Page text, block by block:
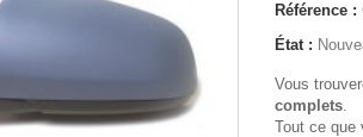
Référence :
État :
Vous
complets.
Tout ce que